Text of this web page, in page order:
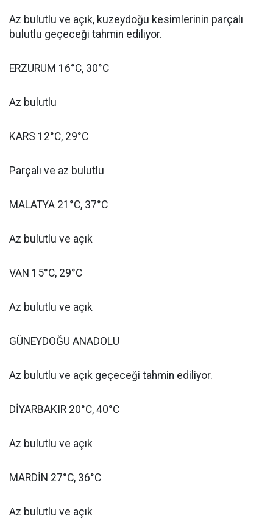
Az bulutlu ve açık, kuzeydoğu kesimlerinin parçalı
bulutlu geçeceği tahmin ediliyor.
ERZURUM 16°C, 30°C
Az bulutlu
KARS 12°C, 29°C
Parçalı ve az bulutlu
MALATYA 21°C, 37°C
Az bulutlu ve açık
VAN 15°C, 29°C
Az bulutlu ve açık
GÜNEYDOĞU ANADOLU
Az bulutlu ve açık geçeceği tahmin ediliyor.
DİYARBAKIR 20°C, 40°C
Az bulutlu ve açık
MARDİN 27°C, 36°C
Az bulutlu ve açık